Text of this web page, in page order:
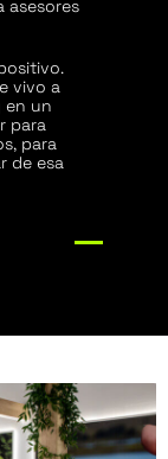
asesores
vivo a
en un
para
para
de esa